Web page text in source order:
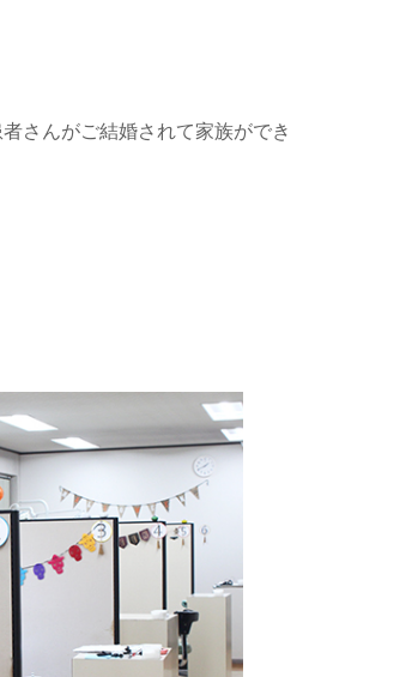
さんがご結婚されて家族ができ